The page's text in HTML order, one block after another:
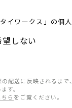
イワークス」の個
望しない
配送に反映されるまで
す。
ちら をご覧ください。